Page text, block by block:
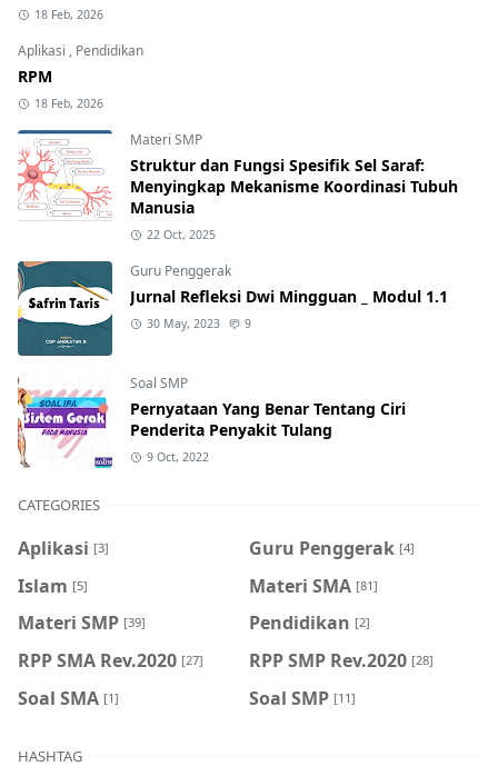
18 Feb, 2026
Aplikasi , Pendidikan
RPM
18 Feb, 2026
Materi SMP
Struktur dan Fungsi Spesifik Sel Saraf:
Menyingkap Mekanisme Koordinasi Tubuh
Manusia
22 Oct, 2025
Guru Penggerak
Jurnal Refleksi Dwi Mingguan _ Modul 1.1
30 May, 2023 9
Soal SMP
Pernyataan Yang Benar Tentang Ciri
Penderita Penyakit Tulang
9 Oct, 2022
CATEGORIES
Aplikasi [3] Guru Penggerak [4]
Islam [5] Materi SMA [81]
Materi SMP [39] Pendidikan [2]
RPP SMA Rev.2020 [27] RPP SMP Rev.2020 [28]
Soal SMA [1] Soal SMP [11]
HASHTAG